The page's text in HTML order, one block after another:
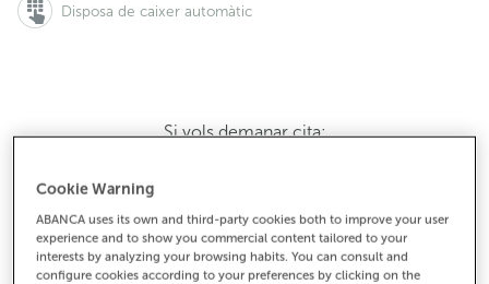
Disposa de caixer automàtic
Si vols demanar cita:
Per a tot el demés:
986447156
Cookie Warning
ABANCA uses its own and third-party cookies both to improve your user
experience and to show you commercial content tailored to your
interests by analyzing your browsing habits. You can consult and
configure cookies according to your preferences by clicking on the